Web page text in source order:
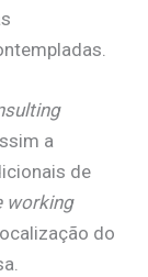
a
de
working
do